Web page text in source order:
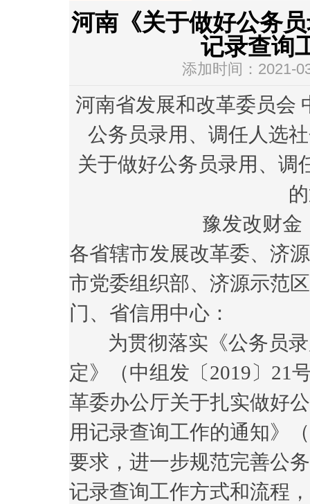
河南《关于做好公务
记录查询
添加时间：2021-
河南省发展和改革委员会
公务员录用、调任人选
关于做好公务员录用、调
豫发改财金
各省辖市发展改革委、济
市党委组织部、济源示范
门、省信用中心：
为贯彻落实《公务员录
定》（中组发〔2019〕21
革委办公厅关于扎实做好
用记录查询工作的通知》
要求，进一步规范完善公
记录查询工作方式和流程